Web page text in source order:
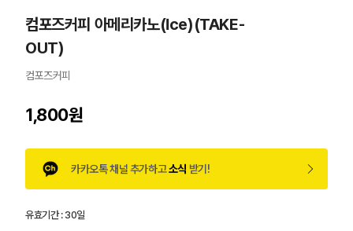
컴포즈커피 아메리카노(Ice)(TAKE-
OUT)
컴포즈커피
1,800원
카카오톡 채널 추가하고소식 받기!
유효기간 :30일